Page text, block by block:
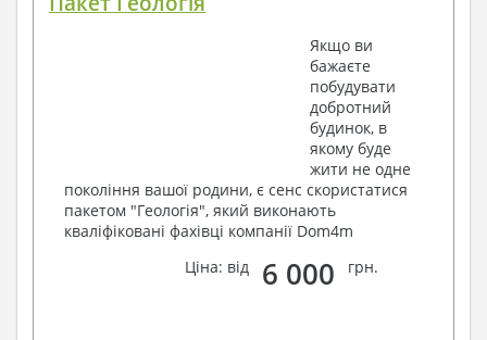
Якщо ви
бажаєте
побудувати
добротний
будинок, в
якому буде
жити не одне
покоління вашої родини, є сенс скористатися
пакетом "Геологія", який виконають
кваліфіковані фахівці компанії Dom4m
Ціна: від
6 000 грн.